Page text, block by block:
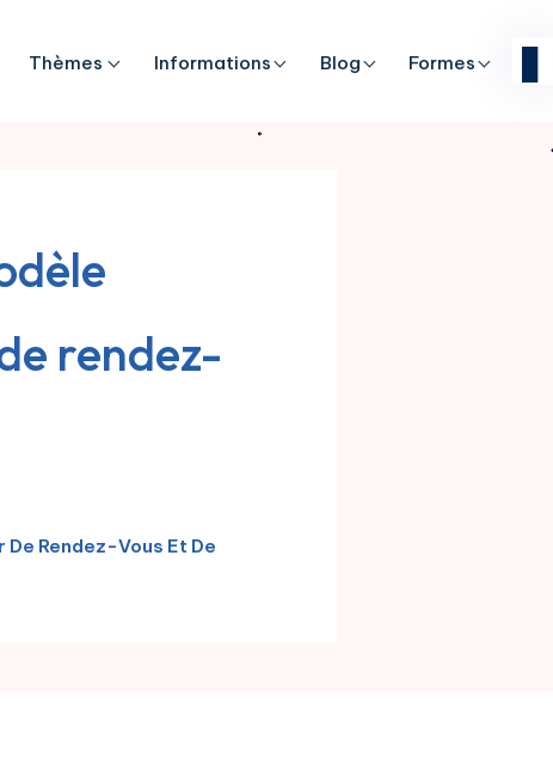
Thèmes Informations Blog Formes
rendez-
Rendez-Vous Et De